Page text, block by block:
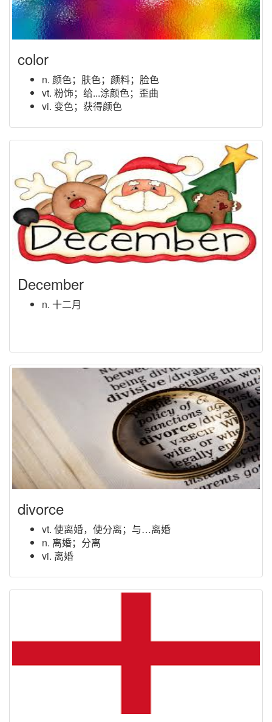
color
n. 颜色；肤色；颜料；脸色
vt. 粉饰；给...涂颜色；歪曲
vi. 变色；获得颜色
December
n. 十二月
divorce
vt. 使离婚，使分离；与…离婚
n. 离婚；分离
vi. 离婚